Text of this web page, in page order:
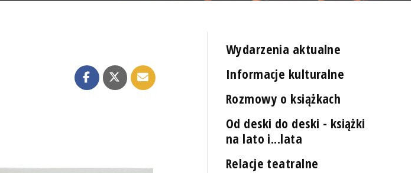
Wydarzenia aktualne
Informacje kulturalne
Rozmowy o książkach
Od deski do deski - książki
na lato i...lata
Relacje teatralne